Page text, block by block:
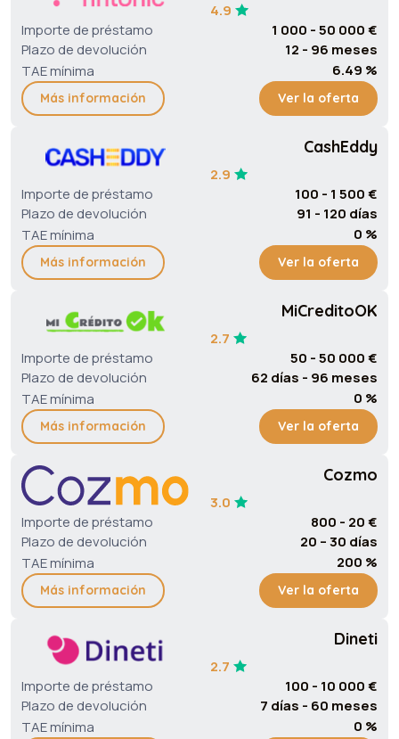
4.9
Importe de préstamo
1 000 - 50 000 €
Plazo de devolución
12 - 96 meses
TAE mínima
6.49 %
Más información Ver la oferta
CashEddy
2.9
Importe de préstamo
100 - 1 500 €
Plazo de devolución
91 - 120 días
TAE mínima
0 %
Más información Ver la oferta
MiCreditoOK
2.7
Importe de préstamo
50 - 50 000 €
Plazo de devolución
62 días - 96 meses
TAE mínima
0 %
Más información Ver la oferta
Cozmo
3.0
Importe de préstamo
800 - 20 €
Plazo de devolución
20 – 30 días
TAE mínima
200 %
Más información Ver la oferta
Dineti
2.7
Importe de préstamo
100 - 10 000 €
Plazo de devolución
7 días - 60 meses
TAE mínima
0 %